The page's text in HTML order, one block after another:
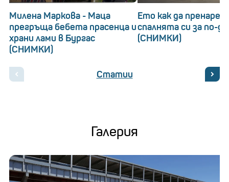
Милена Маркова - Маца
прегръща бебета прасенца и
храни лами в Бургас
(СНИМКИ)
Ето как да
спалнята си за по-
(СНИМКИ)
Статии
Галерия